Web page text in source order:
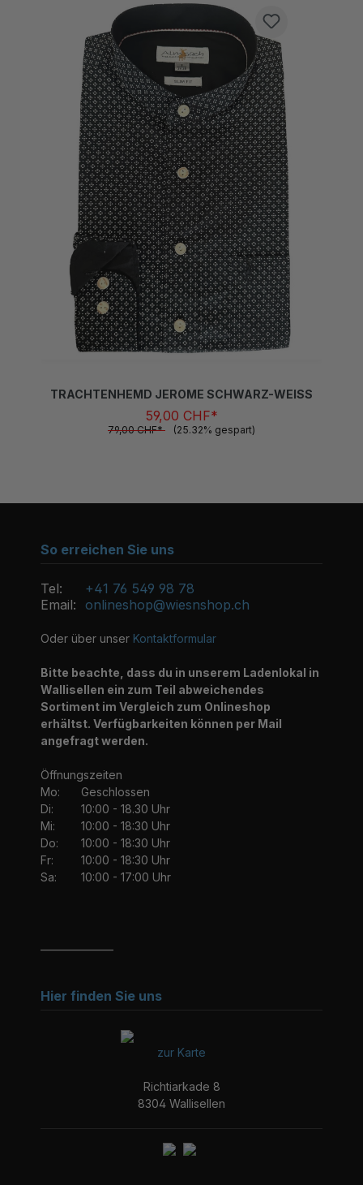
59,00 CHF*
79,00 CHF* (25.32% gespart)
So erreichen Sie uns
Tel:
+41 76 549 98 78
Email: onlineshop@wiesnshop.ch
Oder über unser Kontaktformular
Bitte beachte, dass du in unserem Ladenlokal in
Wallisellen ein zum Teil abweichendes
Sortiment im Vergleich zum Onlineshop
erhältst. Verfügbarkeiten können per Mail
angefragt werden.
Öffnungszeiten
Mo:
Geschlossen
Di:
10:00 - 18.30 Uhr
Mi:
10:00 - 18:30 Uhr
Do:
10:00 - 18:30 Uhr
Fr:
10:00 - 18:30 Uhr
Sa:
10:00 - 17:00 Uhr
Hier finden Sie uns
zur Karte
Richtiarkade 8
8304 Wallisellen